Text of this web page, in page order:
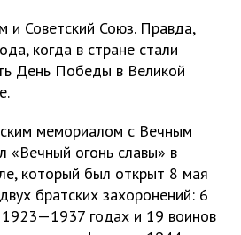
и Советский Союз. Правда,
когда в стране стали
День Победы в Великой
мемориалом с Вечным
«Вечный огонь славы» в
который был открыт 8 мая
братских захоронений: 6
1923—1937 годах и 19 воинов